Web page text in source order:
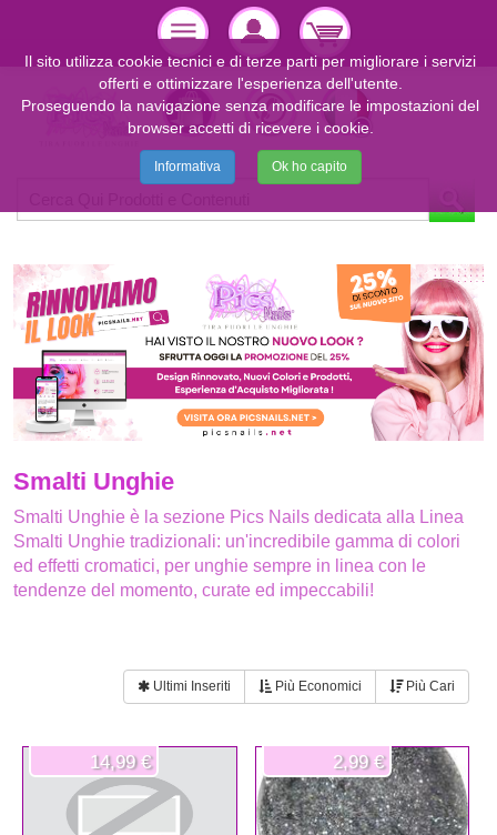
Smalti Unghie
Smalti Unghie è la sezione Pics Nails dedicata alla Linea
Smalti Unghie tradizionali: un'incredibile gamma di colori
ed effetti cromatici, per unghie sempre in linea con le
tendenze del momento, curate ed impeccabili!
Ultimi Inseriti Più Economici Più Cari
14,99 € 2,99 €
Il sito utilizza cookie tecnici e di terze parti per migliorare i servizi
offerti e ottimizzare l'esperienza dell'utente.
Proseguendo la navigazione senza modificare le impostazioni del
browser accetti di ricevere i cookie.
Informativa Ok ho capito